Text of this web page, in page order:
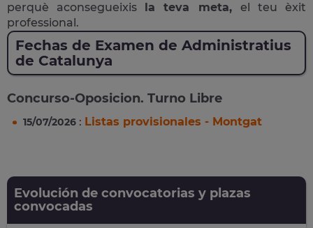
perquè aconsegueixis la teva meta, el teu èxit
professional.
Fechas de Examen de Administratius
de Catalunya
Concurso-Oposicion. Turno Libre
15/07/2026 : Listas provisionales - Montgat
Evolución de convocatorias y plazas
convocadas